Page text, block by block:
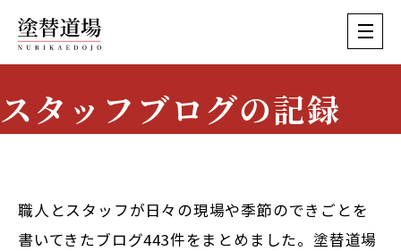
スタッフブログの記録
職人とスタッフが日々の現場や季節のできごとを
書いてきたブログ443件をまとめました。塗替道場